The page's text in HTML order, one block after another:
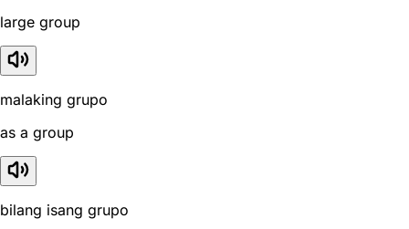
large group
malaking grupo
as a group
bilang isang grupo